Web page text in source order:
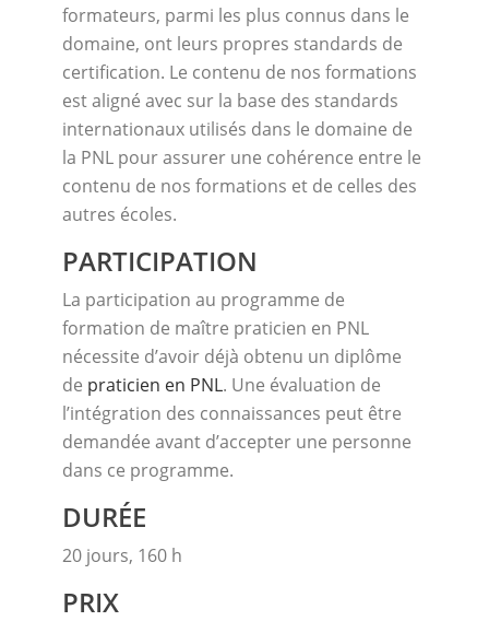
formateurs, parmi les plus connus dans le
domaine, ont leurs propres standards de
certification. Le contenu de nos formations
est aligné avec sur la base des standards
internationaux utilisés dans le domaine de
la PNL pour assurer une cohérence entre le
contenu de nos formations et de celles des
autres écoles.
PARTICIPATION
La participation au programme de
formation de maître praticien en PNL
nécessite d’avoir déjà obtenu un diplôme
de praticien en PNL. Une évaluation de
l’intégration des connaissances peut être
demandée avant d’accepter une personne
dans ce programme.
DURÉE
20 jours, 160 h
PRIX